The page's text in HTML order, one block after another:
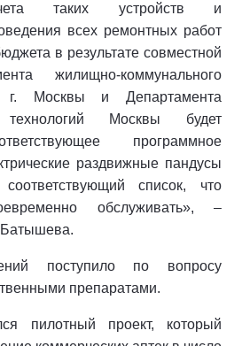
таких устройств и
всех ремонтных работ
в результате совместной
жилищно-коммунального
г. Москвы и Департамента
технологий Москвы будет
программное
раздвижные пандусы
список, что
обслуживать», –
Батышева.
поступило по вопросу
препаратами.
пилотный проект, который